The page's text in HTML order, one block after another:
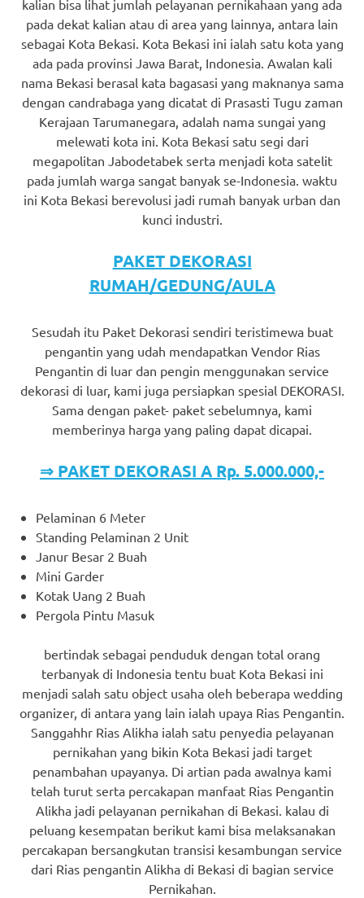
kalian bisa lihat jumlah pelayanan pernikahaan yang ada
pada dekat kalian atau di area yang lainnya, antara lain
sebagai Kota Bekasi. Kota Bekasi ini ialah satu kota yang
ada pada provinsi Jawa Barat, Indonesia. Awalan kali
nama Bekasi berasal kata bagasasi yang maknanya sama
dengan candrabaga yang dicatat di Prasasti Tugu zaman
Kerajaan Tarumanegara, adalah nama sungai yang
melewati kota ini. Kota Bekasi satu segi dari
megapolitan Jabodetabek serta menjadi kota satelit
pada jumlah warga sangat banyak se-Indonesia. waktu
ini Kota Bekasi berevolusi jadi rumah banyak urban dan
kunci industri.
PAKET DEKORASI
RUMAH/GEDUNG/AULA
Sesudah itu Paket Dekorasi sendiri teristimewa buat
pengantin yang udah mendapatkan Vendor Rias
Pengantin di luar dan pengin menggunakan service
dekorasi di luar, kami juga persiapkan spesial DEKORASI.
Sama dengan paket- paket sebelumnya, kami
memberinya harga yang paling dapat dicapai.
⇒ PAKET DEKORASI A Rp. 5.000.000,-
Pelaminan 6 Meter
Standing Pelaminan 2 Unit
Janur Besar 2 Buah
Mini Garder
Kotak Uang 2 Buah
Pergola Pintu Masuk
bertindak sebagai penduduk dengan total orang
terbanyak di Indonesia tentu buat Kota Bekasi ini
menjadi salah satu object usaha oleh beberapa wedding
organizer, di antara yang lain ialah upaya Rias Pengantin.
Sanggahhr Rias Alikha ialah satu penyedia pelayanan
pernikahan yang bikin Kota Bekasi jadi target
penambahan upayanya. Di artian pada awalnya kami
telah turut serta percakapan manfaat Rias Pengantin
Alikha jadi pelayanan pernikahan di Bekasi. kalau di
peluang kesempatan berikut kami bisa melaksanakan
percakapan bersangkutan transisi kesambungan service
dari Rias pengantin Alikha di Bekasi di bagian service
Pernikahan.